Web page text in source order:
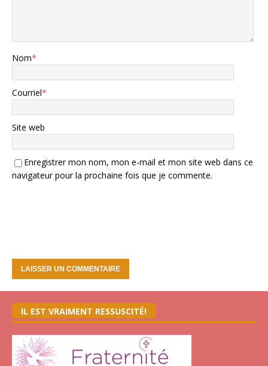
Nom*
Courriel*
Site web
Enregistrer mon nom, mon e-mail et mon site web dans ce
navigateur pour la prochaine fois que je commente.
IL EST VRAIMENT RESSUSCITÉ!